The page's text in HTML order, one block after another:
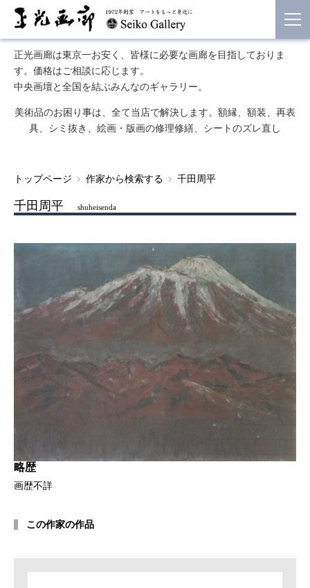
正光画廊は東京一お安く、皆様に必要な画廊を目指しておりま
す。価格はご相談に応じます。
中央画壇と全国を結ぶみんなのギャラリー。
美術品のお困り事は、全て当店で解決します。額縁、額装、再表
具、シミ抜き、絵画・版画の修理修繕、シートのズレ直し
トップページ 作家から検索する 千田周平
千田周平 shuheisenda
略歴
画歴不詳
この作家の作品